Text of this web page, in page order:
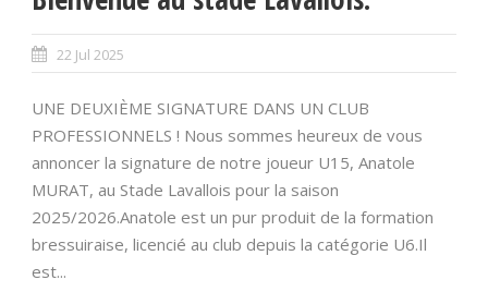
22 Jul 2025
UNE DEUXIÈME SIGNATURE DANS UN CLUB
PROFESSIONNELS ! Nous sommes heureux de vous
annoncer la signature de notre joueur U15, Anatole
MURAT, au Stade Lavallois pour la saison
2025/2026.Anatole est un pur produit de la formation
bressuiraise, licencié au club depuis la catégorie U6.Il
est...